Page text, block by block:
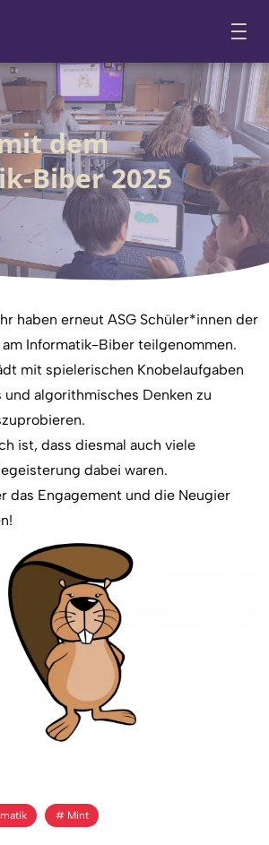
dem
Biber 2025
haben erneut ASG Schüler*innen der
am Informatik-Biber teilgenommen.
mit spielerischen Knobelaufgaben
und algorithmisches Denken zu
ist, dass diesmal auch viele
dabei waren.
das Engagement und die Neugier
Mint